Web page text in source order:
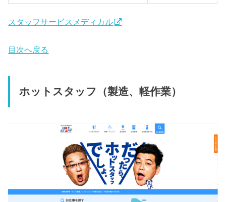
スタッフサービスメディカル
目次へ戻る
ホットスタッフ（製造、軽作業）